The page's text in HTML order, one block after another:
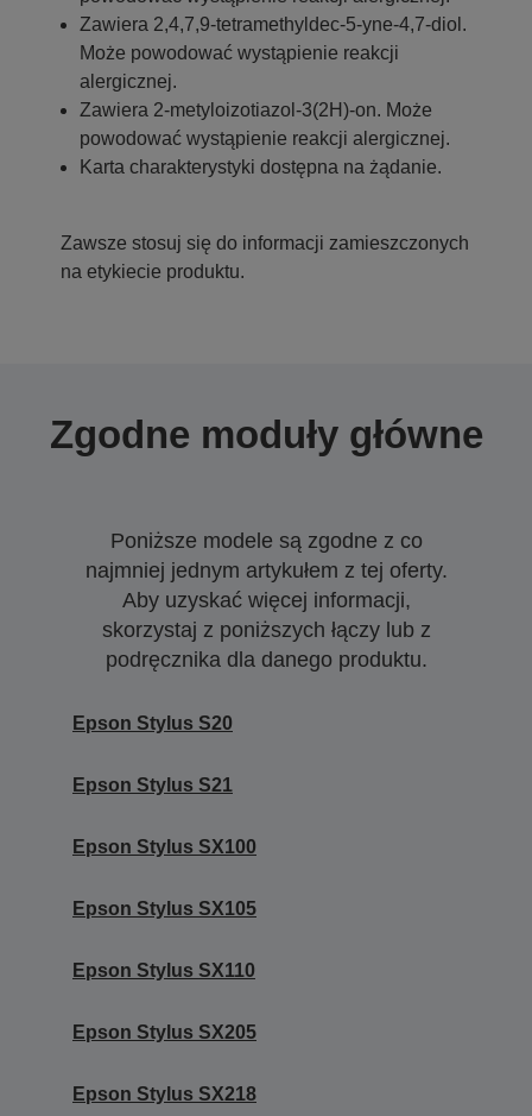
Zawiera 2,4,7,9-tetramethyldec-5-yne-4,7-diol.
Może powodować wystąpienie reakcji
alergicznej.
Zawiera 2-metyloizotiazol-3(2H)-on. Może
powodować wystąpienie reakcji alergicznej.
Karta charakterystyki dostępna na żądanie.
Zawsze stosuj się do informacji zamieszczonych
na etykiecie produktu.
Zgodne moduły główne
Poniższe modele są zgodne z co
najmniej jednym artykułem z tej oferty.
Aby uzyskać więcej informacji,
skorzystaj z poniższych łączy lub z
podręcznika dla danego produktu.
Epson Stylus S20
Epson Stylus S21
Epson Stylus SX100
Epson Stylus SX105
Epson Stylus SX110
Epson Stylus SX205
Epson Stylus SX218